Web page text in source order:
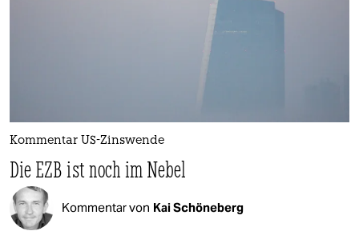
Kommentar US-Zinswende
Die EZB ist noch im Nebel
Kommentar von Kai Schöneberg